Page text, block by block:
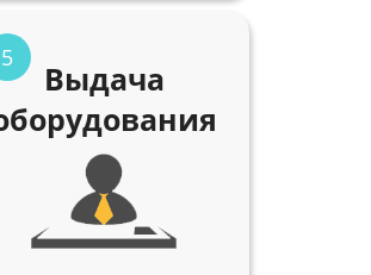
5
Выдача